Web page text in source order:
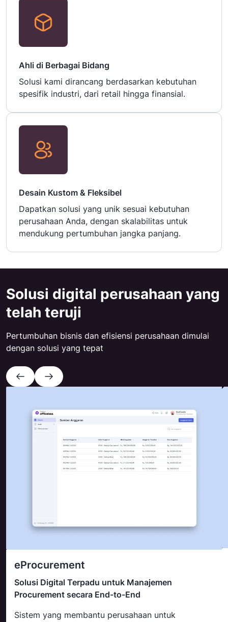
Ahli di Berbagai Bidang
Solusi kami dirancang berdasarkan kebutuhan
spesifik industri, dari retail hingga finansial.
Desain Kustom & Fleksibel
Dapatkan solusi yang unik sesuai kebutuhan
perusahaan Anda, dengan skalabilitas untuk
mendukung pertumbuhan jangka panjang.
Solusi digital perusahaan yang
telah teruji
Pertumbuhan bisnis dan efisiensi perusahaan dimulai
dengan solusi yang tepat
eProcurement
Solusi Digital Terpadu untuk Manajemen
Procurement secara End-to-End
Sistem yang membantu perusahaan untuk